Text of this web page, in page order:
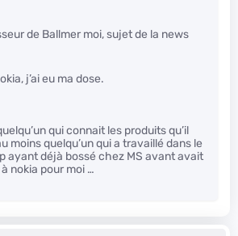
de Ballmer moi, sujet de la news
j’ai eu ma dose.
qui connait les produits qu’il
moins quelqu’un qui a travaillé dans le
ayant déjà bossé chez MS avant avait
nokia pour moi …